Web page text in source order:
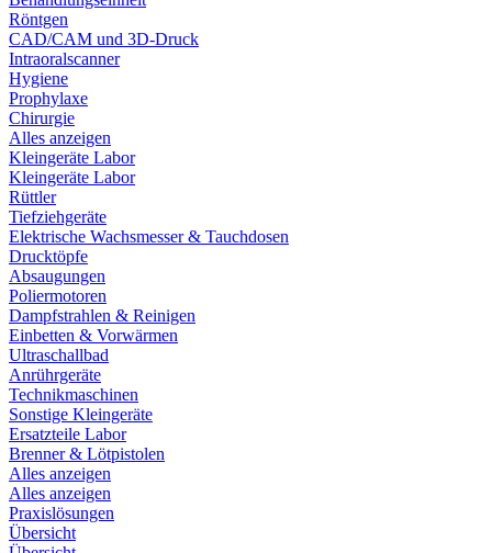
Röntgen
CAD/CAM und 3D-Druck
Intraoralscanner
Hygiene
Prophylaxe
Chirurgie
Alles anzeigen
Kleingeräte Labor
Kleingeräte Labor
Rüttler
Tiefziehgeräte
Elektrische Wachsmesser & Tauchdosen
Drucktöpfe
Absaugungen
Poliermotoren
Dampfstrahlen & Reinigen
Einbetten & Vorwärmen
Ultraschallbad
Anrührgeräte
Technikmaschinen
Sonstige Kleingeräte
Ersatzteile Labor
Brenner & Lötpistolen
Alles anzeigen
Alles anzeigen
Praxislösungen
Übersicht